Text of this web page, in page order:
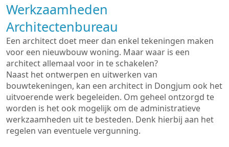
Werkzaamheden
Architectenbureau
Een architect doet meer dan enkel tekeningen maken
voor een nieuwbouw woning. Maar waar is een
architect allemaal voor in te schakelen?
Naast het ontwerpen en uitwerken van
bouwtekeningen, kan een architect in Dongjum ook het
uitvoerende werk begeleiden. Om geheel ontzorgd te
worden is het ook mogelijk om de administratieve
werkzaamheden uit te besteden. Denk hierbij aan het
regelen van eventuele vergunning.